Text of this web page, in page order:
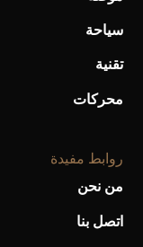
سياحة
تقنية
محركات
روابط مفيدة
من نحن
اتصل بنا